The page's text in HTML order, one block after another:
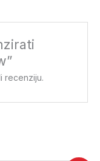
recenziju.